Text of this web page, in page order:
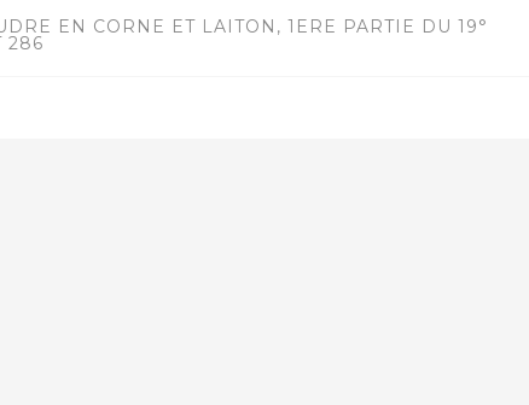
EN CORNE ET LAITON, 1ERE PARTIE DU 19°
286